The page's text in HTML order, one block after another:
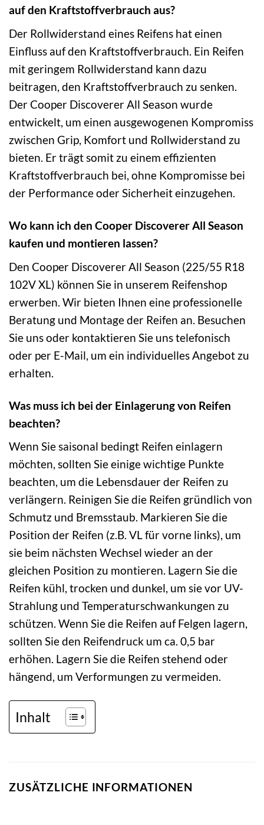
auf den Kraftstoffverbrauch aus?
Der Rollwiderstand eines Reifens hat einen
Einfluss auf den Kraftstoffverbrauch. Ein Reifen
mit geringem Rollwiderstand kann dazu
beitragen, den Kraftstoffverbrauch zu senken.
Der Cooper Discoverer All Season wurde
entwickelt, um einen ausgewogenen Kompromiss
zwischen Grip, Komfort und Rollwiderstand zu
bieten. Er trägt somit zu einem effizienten
Kraftstoffverbrauch bei, ohne Kompromisse bei
der Performance oder Sicherheit einzugehen.
Wo kann ich den Cooper Discoverer All Season
kaufen und montieren lassen?
Den Cooper Discoverer All Season (225/55 R18
102V XL) können Sie in unserem Reifenshop
erwerben. Wir bieten Ihnen eine professionelle
Beratung und Montage der Reifen an. Besuchen
Sie uns oder kontaktieren Sie uns telefonisch
oder per E-Mail, um ein individuelles Angebot zu
erhalten.
Was muss ich bei der Einlagerung von Reifen
beachten?
Wenn Sie saisonal bedingt Reifen einlagern
möchten, sollten Sie einige wichtige Punkte
beachten, um die Lebensdauer der Reifen zu
verlängern. Reinigen Sie die Reifen gründlich von
Schmutz und Bremsstaub. Markieren Sie die
Position der Reifen (z.B. VL für vorne links), um
sie beim nächsten Wechsel wieder an der
gleichen Position zu montieren. Lagern Sie die
Reifen kühl, trocken und dunkel, um sie vor UV-
Strahlung und Temperaturschwankungen zu
schützen. Wenn Sie die Reifen auf Felgen lagern,
sollten Sie den Reifendruck um ca. 0,5 bar
erhöhen. Lagern Sie die Reifen stehend oder
hängend, um Verformungen zu vermeiden.
Inhalt
ZUSÄTZLICHE INFORMATIONEN